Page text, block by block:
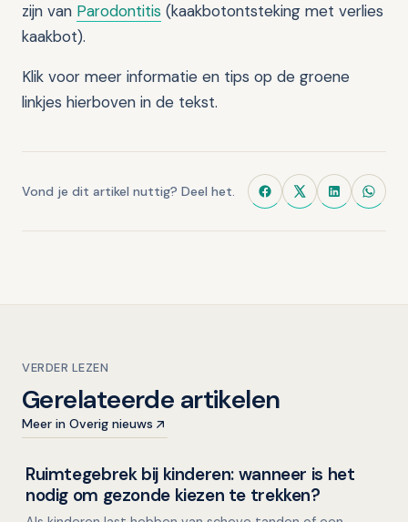
zijn van Parodontitis (kaakbotontsteking met verlies
kaakbot).
Klik voor meer informatie en tips op de groene
linkjes hierboven in de tekst.
Vond je dit artikel nuttig? Deel het.
VERDER LEZEN
Gerelateerde artikelen
Meer in Overig nieuws
Kinderen en mondgezondheid
Ruimtegebrek bij kinderen: wanneer is het
nodig om gezonde kiezen te trekken?